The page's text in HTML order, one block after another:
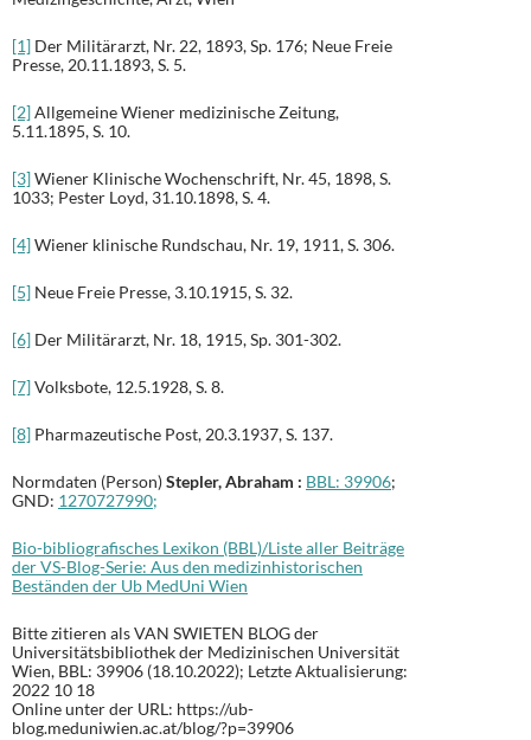
[1] Der Militärarzt, Nr. 22, 1893, Sp. 176; Neue Freie
Presse, 20.11.1893, S. 5.
[2]Allgemeine Wiener medizinische Zeitung,
5.11.1895, S. 10.
[3]Wiener Klinische Wochenschrift, Nr. 45, 1898, S.
1033; Pester Loyd, 31.10.1898, S. 4.
[4]Wiener klinische Rundschau, Nr. 19, 1911, S. 306.
[5] Neue Freie Presse, 3.10.1915, S. 32.
[6] Der Militärarzt, Nr. 18, 1915, Sp. 301-302.
[7]Volksbote, 12.5.1928, S. 8.
[8] Pharmazeutische Post, 20.3.1937, S. 137.
Normdaten (Person)Stepler, Abraham : BBL: 39906;
GND: 1270727990;
Bio-bibliografisches Lexikon (BBL)/Liste aller Beiträge
der VS-Blog-Serie: Aus den medizinhistorischen
Beständen der Ub MedUni Wien
Bitte zitieren als VAN SWIETEN BLOG der
Universitätsbibliothek der Medizinischen Universität
Wien, BBL: 39906 (18.10.2022); Letzte Aktualisierung:
2022 10 18
Online unter der URL: https://ub-
blog.meduniwien.ac.at/blog/?p=39906